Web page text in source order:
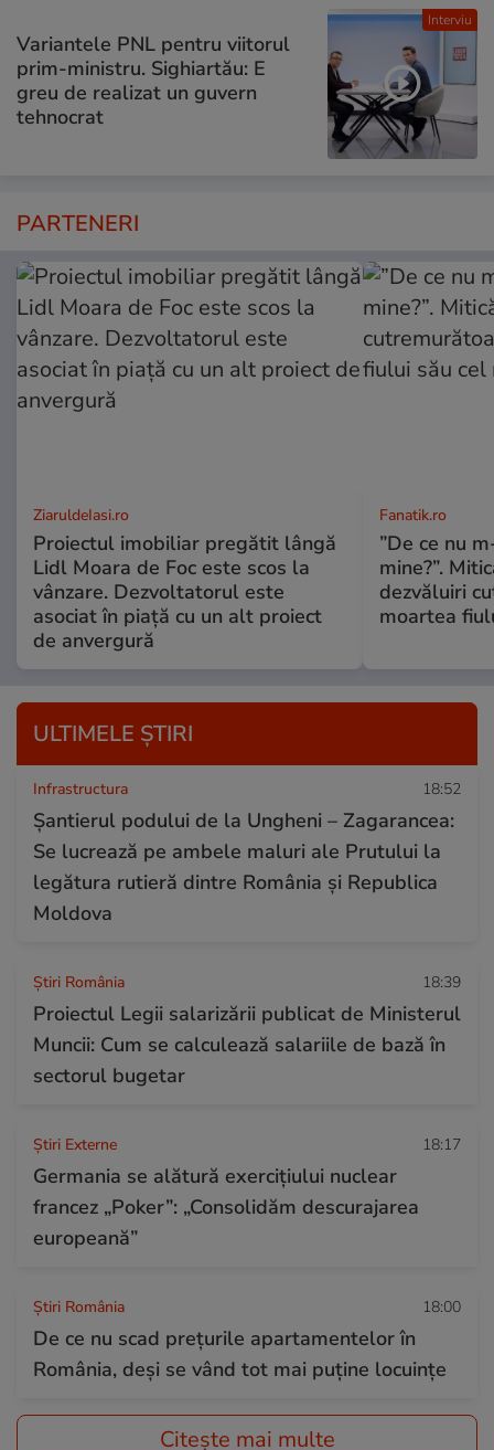
Interviu
Variantele PNL pentru viitorul
prim-ministru. Sighiartău: E
greu de realizat un guvern
tehnocrat
PARTENERI
ZiaruldeIasi.ro
Proiectul imobiliar pregătit lângă
Lidl Moara de Foc este scos la
vânzare. Dezvoltatorul este
asociat în piață cu un alt proiect
de anvergură
Fanatik.ro
”De ce nu
mine?”.
dezvăluiri
moartea
ULTIMELE ȘTIRI
Infrastructura 18:52
Șantierul podului de la Ungheni – Zagarancea:
Se lucrează pe ambele maluri ale Prutului la
legătura rutieră dintre România și Republica
Moldova
Știri România 18:39
Proiectul Legii salarizării publicat de Ministerul
Muncii: Cum se calculează salariile de bază în
sectorul bugetar
Știri Externe 18:17
Germania se alătură exercițiului nuclear
francez „Poker”: „Consolidăm descurajarea
europeană”
Știri România 18:00
De ce nu scad prețurile apartamentelor în
România, deși se vând tot mai puține locuințe
Citește mai multe